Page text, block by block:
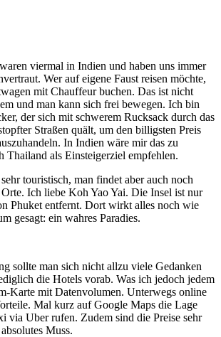
viermal in Indien und haben uns immer
Wer auf eigene Faust reisen möchte,
mit Chauffeur buchen. Das ist nicht
und man kann sich frei bewegen. Ich bin
der sich mit schwerem Rucksack durch das
Straßen quält, um den billigsten Preis
In Indien wäre mir das zu
Thailand als Einsteigerziel empfehlen.
touristisch, man findet aber auch noch
Ich liebe Koh Yao Yai. Die Insel ist nur
Phuket entfernt. Dort wirkt alles noch wie
gesagt: ein wahres Paradies.
sollte man sich nicht allzu viele Gedanken
die Hotels vorab. Was ich jedoch jedem
Karte mit Datenvolumen. Unterwegs online
Mal kurz auf Google Maps die Lage
via Uber rufen. Zudem sind die Preise sehr
Muss.